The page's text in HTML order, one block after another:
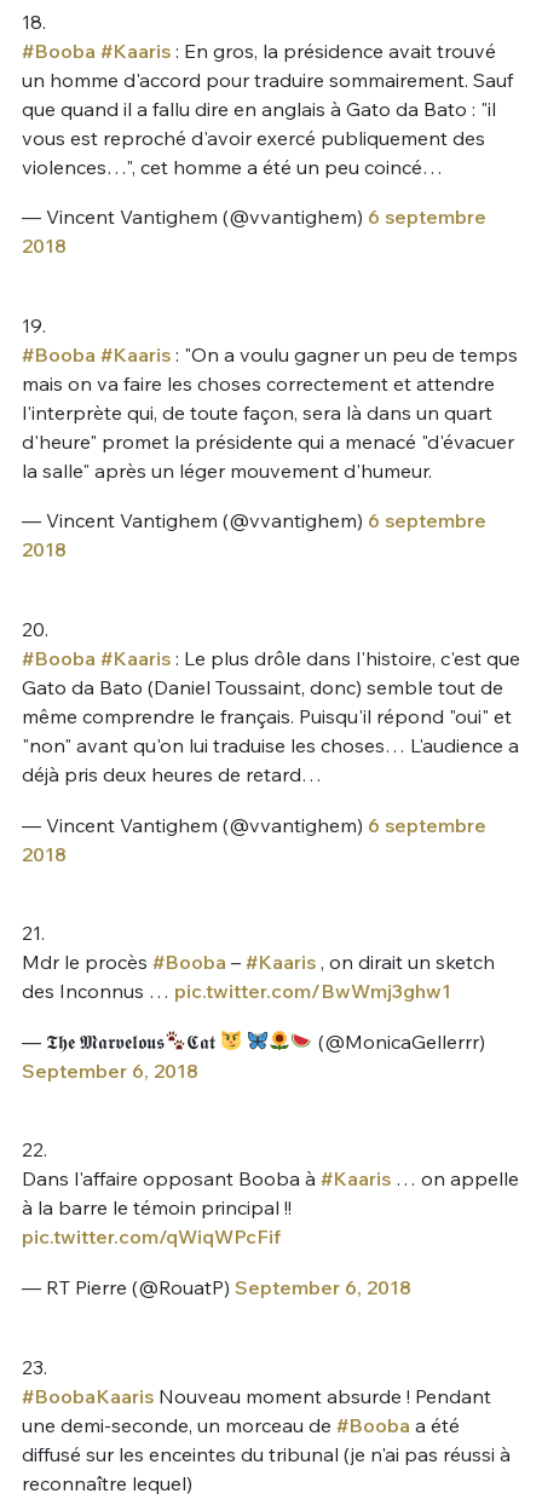
18.
#Booba #Kaaris: En gros, la présidence avait trouvé
un homme d'accord pour traduire sommairement. Sauf
que quand il a fallu dire en anglais à Gato da Bato : "il
vous est reproché d'avoir exercé publiquement des
violences…", cet homme a été un peu coincé…
— Vincent Vantighem (@vvantighem) 6 septembre
2018
19.
#Booba #Kaaris: "On a voulu gagner un peu de temps
mais on va faire les choses correctement et attendre
l'interprète qui, de toute façon, sera là dans un quart
d'heure" promet la présidente qui a menacé "d'évacuer
la salle" après un léger mouvement d'humeur.
— Vincent Vantighem (@vvantighem) 6 septembre
2018
20.
#Booba #Kaaris: Le plus drôle dans l'histoire, c'est que
Gato da Bato (Daniel Toussaint, donc) semble tout de
même comprendre le français. Puisqu'il répond "oui" et
"non" avant qu'on lui traduise les choses… L'audience a
déjà pris deux heures de retard…
— Vincent Vantighem (@vvantighem) 6 septembre
2018
21.
Mdr le procès #Booba – #Kaaris, on dirait un sketch
des Inconnus … pic.twitter.com/BwWmj3ghw1
— 𝕿𝖍𝖊 𝕸𝖆𝖗𝖛𝖊𝖑𝖔𝖚𝖘 𝕮𝖆𝖙
(@MonicaGellerrr)
September 6, 2018
22.
Dans l'affaire opposant Booba à #Kaaris… on appelle
à la barre le témoin principal !!
pic.twitter.com/qWiqWPcFif
— RT Pierre (@RouatP) September 6, 2018
23.
#BoobaKaarisNouveau moment absurde ! Pendant
une demi-seconde, un morceau de #Booba a été
diffusé sur les enceintes du tribunal (je n'ai pas réussi à
reconnaître lequel)